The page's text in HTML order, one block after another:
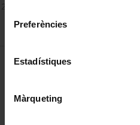
Preferències
Estadístiques
Màrqueting